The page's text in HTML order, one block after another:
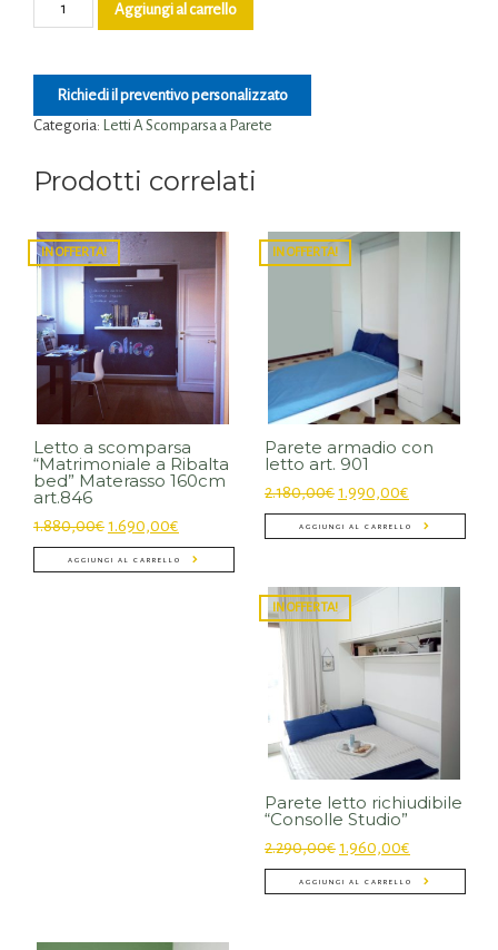
Aggiungi al carrello
Richiedi il preventivo personalizzato
Categoria: Letti A Scomparsa a Parete
Prodotti correlati
IN OFFERTA!
Letto a scomparsa
“Matrimoniale a Ribalta
bed” Materasso 160cm
art.846
1.880,00€1.690,00€
AGGIUNGI AL CARRELLO
IN OFFERTA!
Parete armadio con
letto art. 901
2.180,00€1.990,00€
AGGIUNGI AL CARRELLO
IN OFFERTA!
Parete letto richiudibile
“Consolle Studio”
2.290,00€1.960,00€
AGGIUNGI AL CARRELLO